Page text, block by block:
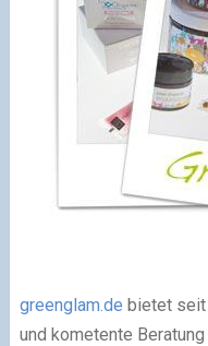
greenglam.de bietet seit
und kometente Beratung